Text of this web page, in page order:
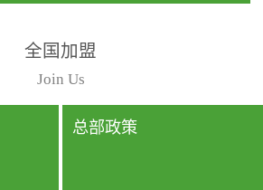
的室
的需
携带
行国家规定的标准检测方
法，空气采样量准确，检
测结果可靠，远胜于其他
检测...
全国加盟
Join Us
总部政策